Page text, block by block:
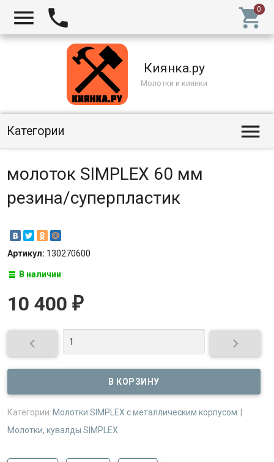
  
Киянка.ру
Молотки и киянки
Категории 
молоток SIMPLEX 60 мм
резина/суперпластик
Артикул: 130270600
В наличии
10 400 ₽
 
Категории:Молотки SIMPLEX с металлическим корпусом
Молотки, кувалды SIMPLEX